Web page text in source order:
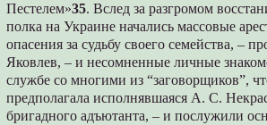
Пестелем»35. Вслед за разгромом
полка на Украине начались массовые
опасения за судьбу своего семейства, –
Яковлев, – и несомненные личные
службе со многими из “заговорщиков”,
предполагала исполнявшаяся А. С.
бригадного адъютанта, – и послужили